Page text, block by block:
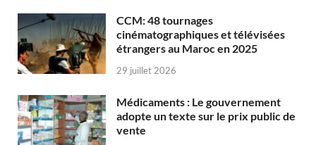
CCM: 48 tournages
cinématographiques et télévisées
étrangers au Maroc en 2025
29 juillet 2026
Médicaments : Le gouvernement
adopte un texte sur le prix public de
vente